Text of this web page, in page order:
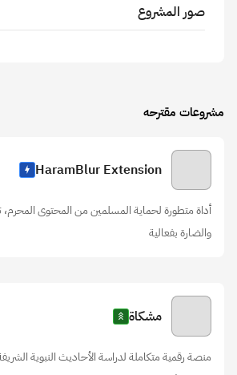
صور المشروع
مشروعات مقترحه
HaramBlur Extension
أداة متطورة لحماية المسلمين من المحتوى
والضارة بفعالية
مشكاة
منصة رقمية متكاملة لدراسة الأحاديث النبوية